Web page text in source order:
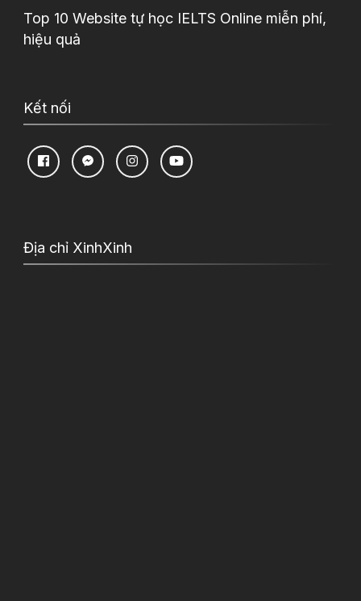
Top 10 Website tự học IELTS Online miễn phí,
hiệu quả
Kết nối
Địa chỉ XinhXinh